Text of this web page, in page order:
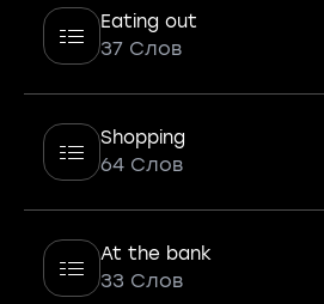
Eating out
37 Слов
Shopping
64 Слов
At the bank
33 Слов